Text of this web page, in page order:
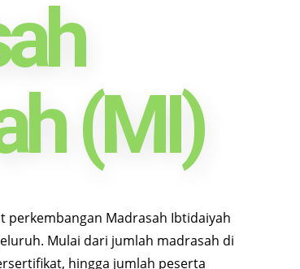
(MI)
perkembangan Madrasah Ibtidaiyah
Mulai dari jumlah madrasah di
hingga jumlah peserta